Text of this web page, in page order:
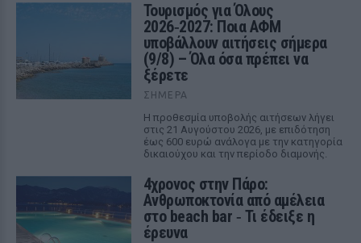
Τουρισμός για Όλους
2026‑2027: Ποια ΑΦΜ
υποβάλλουν αιτήσεις σήμερα
(9/8) – Όλα όσα πρέπει να
ξέρετε
ΣΉΜΕΡΑ
Η προθεσμία υποβολής αιτήσεων λήγει
στις 21 Αυγούστου 2026, με επιδότηση
έως 600 ευρώ ανάλογα με την κατηγορία
δικαιούχου και την περίοδο διαμονής.
4χρονος στην Πάρο:
Ανθρωποκτονία από αμέλεια
στο beach bar ‑ Τι έδειξε η
έρευνα